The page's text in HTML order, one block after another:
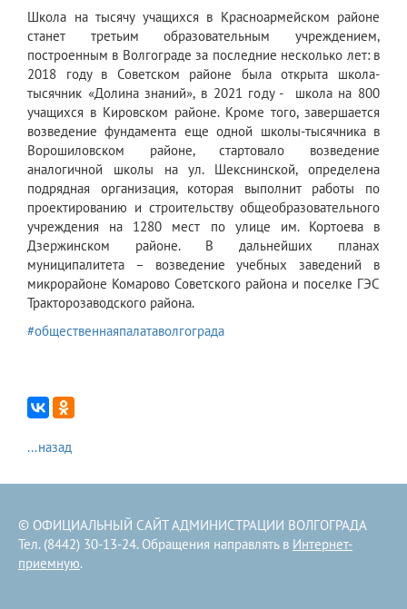
Школа на тысячу учащихся в Красноармейском районе
станет третьим образовательным учреждением,
построенным в Волгограде за последние несколько лет: в
2018 году в Советском районе была открыта школа-
тысячник «Долина знаний», в 2021 году - школа на 800
учащихся в Кировском районе. Кроме того, завершается
возведение фундамента еще одной школы-тысячника в
Ворошиловском районе, стартовало возведение
аналогичной школы на ул. Шекснинской, определена
подрядная организация, которая выполнит работы по
проектированию и строительству общеобразовательного
учреждения на 1280 мест по улице им. Кортоева в
Дзержинском районе. В дальнейших планах
муниципалитета – возведение учебных заведений в
микрорайоне Комарово Советского района и поселке ГЭС
Тракторозаводского района.
#общественнаяпалатаволгограда
...назад
© ОФИЦИАЛЬНЫЙ САЙТ АДМИНИСТРАЦИИ ВОЛГОГРАДА
Тел. (8442) 30-13-24. Обращения направлять в Интернет-
приемную.